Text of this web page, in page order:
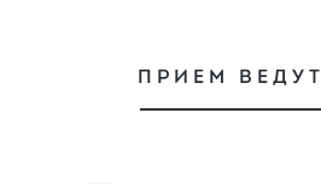
ПРИЕМ ВЕДУТ